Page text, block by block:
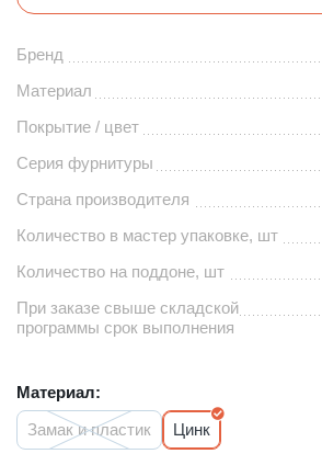
Бренд
Материал
Покрытие / цвет
Серия фурнитуры
Страна производителя
Количество в мастер упаковке, шт
Количество на поддоне, шт
При заказе свыше складской
программы срок выполнения
Материал:
Замак и пластик
Цинк